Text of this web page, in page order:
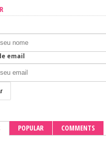
email
POPULAR COMMENTS